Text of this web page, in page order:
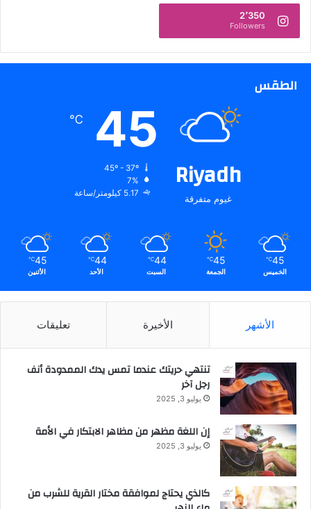
ت
ب
ب
ت
ن
م
و
ف
2٬350
Followers
الطقس
Riyadh
غيوم متفرقة
45
℃
7%
5.17 كيلومتر/ساعة
45
℃
الخميس
45
℃
الجمعة
44
℃
السبت
44
℃
الأحد
45
℃
الأثنين
الأشهر الأخيرة تعليقات
تنتهي حريتك عندما تمس يدك الممدودة أنف
رجل آخر
يوليو 3, 2025
إن اللغة مظهر من مظاهر الابتكار في الأمة
يوليو 3, 2025
كالذي يحتاج لموافقة مختار القرية للشرب من